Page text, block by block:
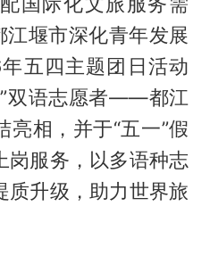
堰市深化青年发展
五四主题团日活动
”双语志愿者——都江
亮相，并于“五一”假
岗服务，以多语种志
质升级，助力世界旅